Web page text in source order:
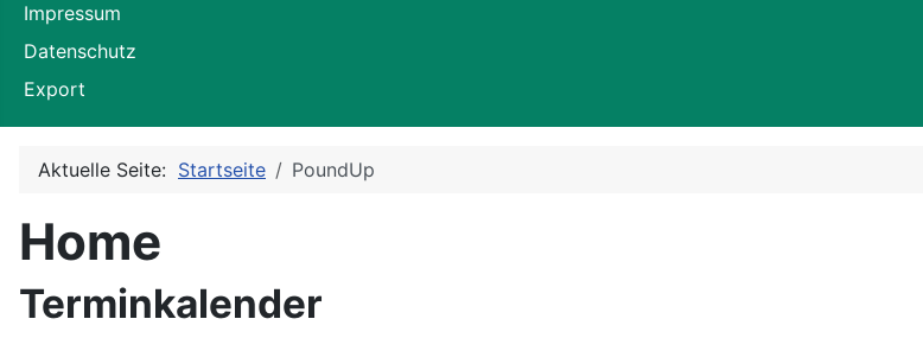
Impressum
Datenschutz
Export
Aktuelle Seite: Startseite PoundUp
Home
Terminkalender